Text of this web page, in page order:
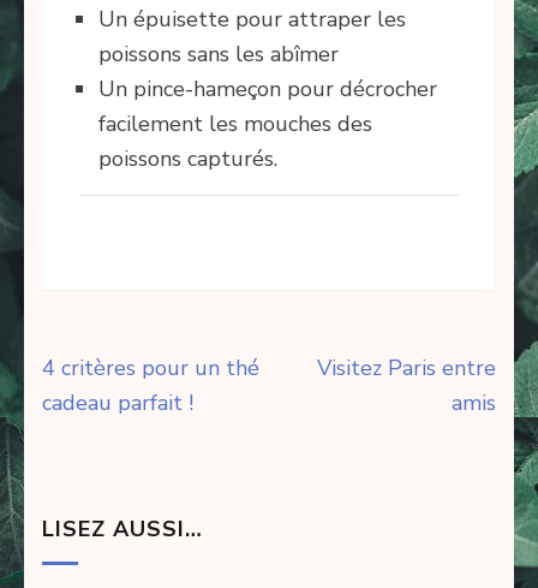
Un épuisette pour attraper les
poissons sans les abîmer
Un pince-hameçon pour décrocher
facilement les mouches des
poissons capturés.
Navigation
de
4 critères pour un thé
cadeau parfait !
Visitez Paris entre
amis
LISEZ AUSSI…